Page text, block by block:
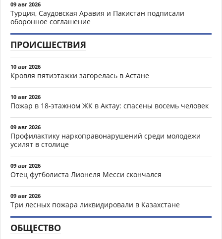
09 авг 2026
Турция, Саудовская Аравия и Пакистан подписали
оборонное соглашение
ПРОИСШЕСТВИЯ
10 авг 2026
Кровля пятиэтажки загорелась в Астане
10 авг 2026
Пожар в 18-этажном ЖК в Актау: спасены восемь человек
09 авг 2026
Профилактику наркоправонарушений среди молодежи
усилят в столице
09 авг 2026
Отец футболиста Лионеля Месси скончался
09 авг 2026
Три лесных пожара ликвидировали в Казахстане
ОБЩЕСТВО